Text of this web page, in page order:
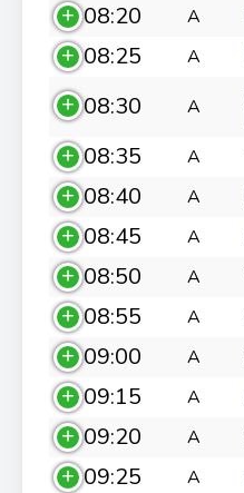
08:20
A
08:25
A
08:30
A
08:35
A
08:40
A
08:45
A
08:50
A
08:55
A
09:00
A
09:15
A
09:20
A
09:25
A